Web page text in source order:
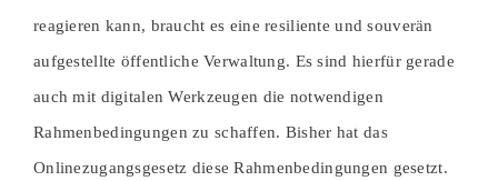
reagieren kann, braucht es eine resiliente und souverän
aufgestellte öffentliche Verwaltung. Es sind hierfür gerade
auch mit digitalen Werkzeugen die notwendigen
Rahmenbedingungen zu schaffen. Bisher hat das
Onlinezugangsgesetz diese Rahmenbedingungen gesetzt.